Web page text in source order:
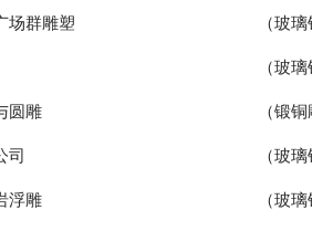
场群雕塑 （玻
（玻
圆雕 （锻
司 （玻
浮雕 （玻